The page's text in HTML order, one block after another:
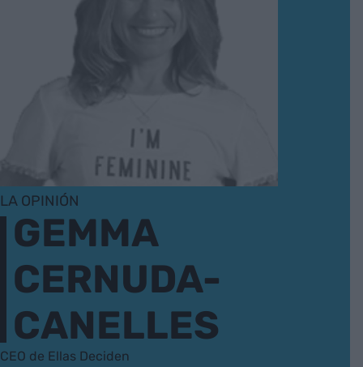
LA OPINIÓN
GEMMA
CERNUDA-
CANELLES
CEO de Ellas Deciden